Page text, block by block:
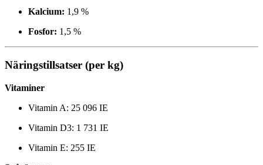
Kalcium: 1,9 %
Fosfor: 1,5 %
Näringstillsatser (per kg)
Vitaminer
Vitamin A: 25 096 IE
Vitamin D3: 1 731 IE
Vitamin E: 255 IE